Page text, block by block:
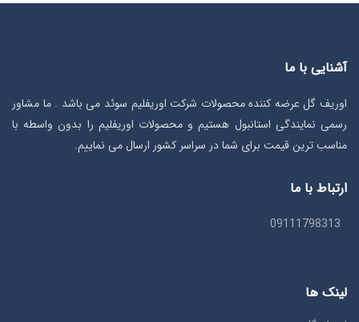
آشنایی با ما
اوریف گل عرضه کننده محصولات شرکت اوریفلیم سوئد می باشد . ما مشاور
رسمی نمایندگی استانبول هستیم و محصولات اوریفلیم را بدون واسطه با
مناسب ترین قیمت برای شما در سراسر کشور ارسال می نماییم.
ارتباط با ما
09111798313
لینک ها